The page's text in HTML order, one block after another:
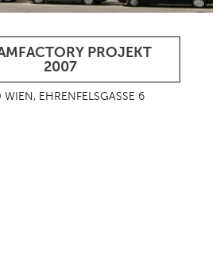
PROJEKT
2007
WIEN, EHRENFELSGASSE 6